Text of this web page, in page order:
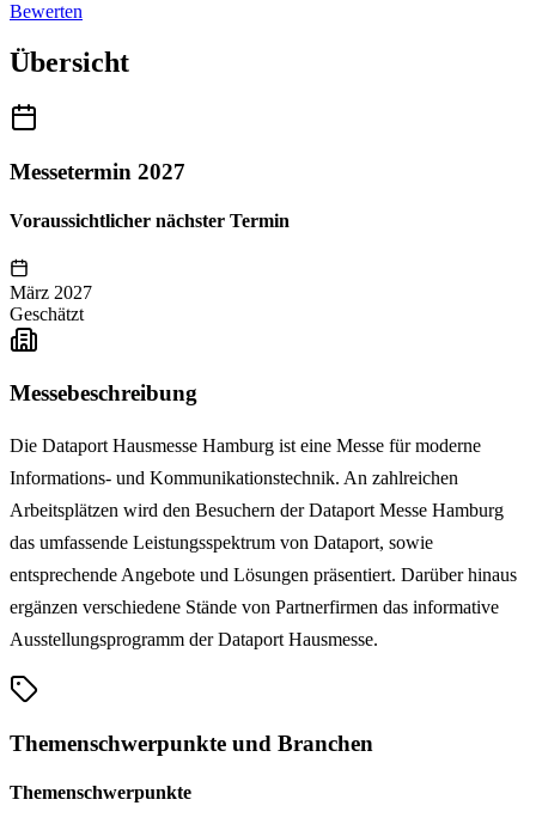
Bewerten
Übersicht
Messetermin 2027
Voraussichtlicher nächster Termin
März 2027
Geschätzt
Messebeschreibung
Die Dataport Hausmesse Hamburg ist eine Messe für moderne
Informations- und Kommunikationstechnik. An zahlreichen
Arbeitsplätzen wird den Besuchern der Dataport Messe Hamburg
das umfassende Leistungsspektrum von Dataport, sowie
entsprechende Angebote und Lösungen präsentiert. Darüber hinaus
ergänzen verschiedene Stände von Partnerfirmen das informative
Ausstellungsprogramm der Dataport Hausmesse.
Themenschwerpunkte und Branchen
Themenschwerpunkte